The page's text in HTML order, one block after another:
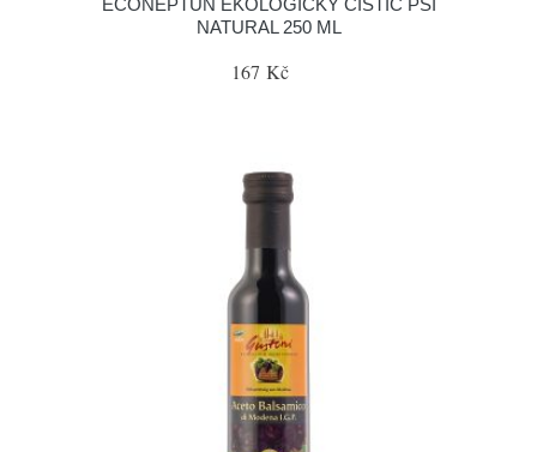
ECONEPTUN EKOLOGICKÝ ČISTIČ PSI
NATURAL 250 ML
167 Kč